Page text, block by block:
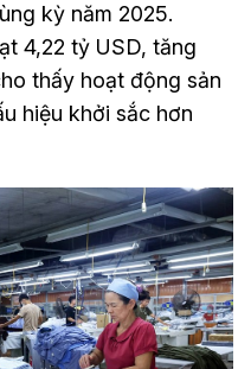
kỳ năm 2025.
4,22 tỷ USD, tăng
thấy hoạt động sản
hiệu khởi sắc hơn